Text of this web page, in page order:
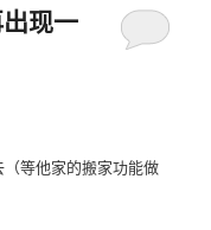
现一
等他家的搬家功能做